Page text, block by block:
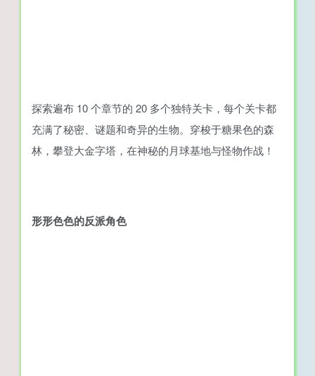
探索遍布 10 个章节的 20 多个独特关卡，每个关卡都
充满了秘密、谜题和奇异的生物。穿梭于糖果色的森
林，攀登大金字塔，在神秘的月球基地与怪物作战！
形形色色的反派角色